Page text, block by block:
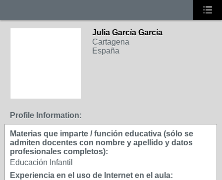
Julia García García
Cartagena
España
Profile Information:
Materias que imparte / función educativa (sólo se
admiten docentes con nombre y apellido y datos
profesionales completos):
Educación Infantil
Experiencia en el uso de Internet en el aula: